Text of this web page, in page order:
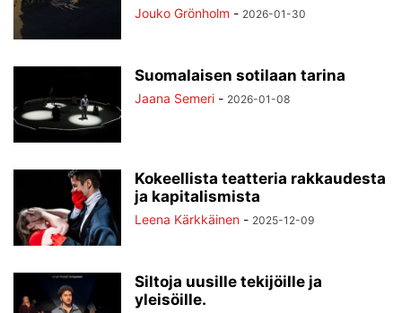
Jouko Grönholm - 2026-01-30
Suomalaisen sotilaan tarina
Jaana Semeri - 2026-01-08
Kokeellista teatteria rakkaudesta
ja kapitalismista
Leena Kärkkäinen - 2025-12-09
Siltoja uusille tekijöille ja
yleisöille.